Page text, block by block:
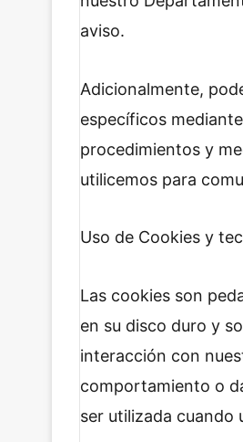
aviso.
Adicionalmente,
específicos
procedimientos y
utilicemos para
Uso de Cookies y
Las cookies son
en su disco duro y
interacción con
comportamiento o
ser utilizada cuando